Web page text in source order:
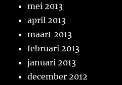
mei 2013
april 2013
maart 2013
februari 2013
januari 2013
december 2012